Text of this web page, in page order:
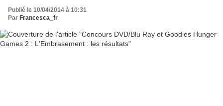
Publié le 10/04/2014 à 10:31
Par Francesca_fr